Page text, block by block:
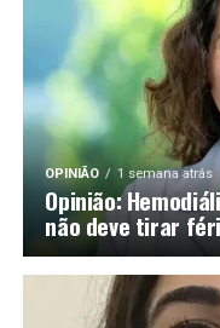
OPINIÃO 1 semana atrás
Opinião:
não deve tirar